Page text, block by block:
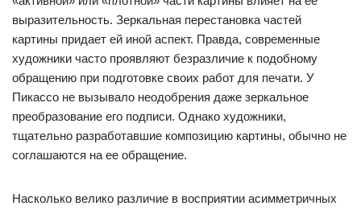
выразительность. Зеркальная перестановка частей
картины придает ей иной аспект. Правда, современные
художники часто проявляют безразличие к подобному
обращению при подготовке своих работ для печати. У
Пикассо не вызывало неодобрения даже зеркальное
преобразование его подписи. Однако художники,
тщательно разработавшие композицию картины, обычно не
соглашаются на ее обращение.
Насколько велико различие в восприятии асимметричных